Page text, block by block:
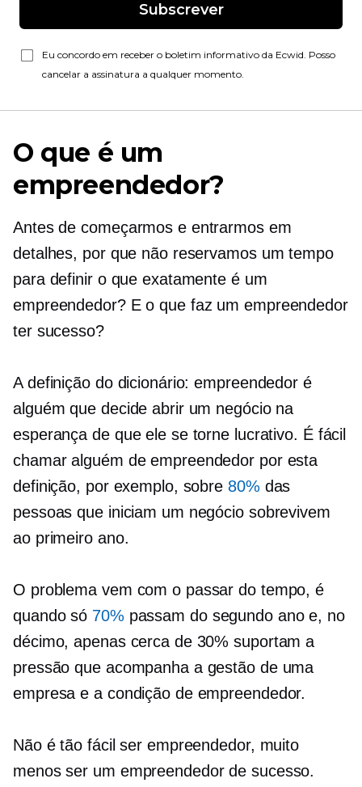
Subscrever
Eu concordo em receber o boletim informativo da Ecwid. Posso
cancelar a assinatura a qualquer momento.
O que é um
empreendedor?
Antes de começarmos e entrarmos em
detalhes, por que não reservamos um tempo
para definir o que exatamente é um
empreendedor? E o que faz um empreendedor
ter sucesso?
A definição do dicionário: empreendedor é
alguém que decide abrir um negócio na
esperança de que ele se torne lucrativo. É fácil
chamar alguém de empreendedor por esta
definição, por exemplo, sobre 80% das
pessoas que iniciam um negócio sobrevivem
ao primeiro ano.
O problema vem com o passar do tempo, é
quando só 70% passam do segundo ano e, no
décimo, apenas cerca de 30% suportam a
pressão que acompanha a gestão de uma
empresa e a condição de empreendedor.
Não é tão fácil ser empreendedor, muito
menos ser um empreendedor de sucesso.